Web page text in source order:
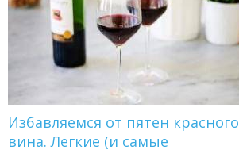
Избавляемся от пятен красного
вина. Легкие (и самые